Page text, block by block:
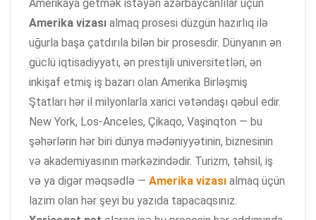
Amerikaya getmək istəyən azərbaycanlılar üçün
Amerika vizası almaq prosesi düzgün hazırlıq ilə
uğurla başa çatdırıla bilən bir prosesdir. Dünyanın ən
güclü iqtisadiyyatı, ən prestijli universitetləri, ən
inkişaf etmiş iş bazarı olan Amerika Birləşmiş
Ştatları hər il milyonlarla xarici vətəndaşı qəbul edir.
New York, Los-Anceles, Çikaqo, Vaşinqton — bu
şəhərlərin hər biri dünya mədəniyyətinin, biznesinin
və akademiyasının mərkəzindədir. Turizm, təhsil, iş
və ya digər məqsədlə — Amerika vizası almaq üçün
lazım olan hər şeyi bu yazıda tapacaqsınız.